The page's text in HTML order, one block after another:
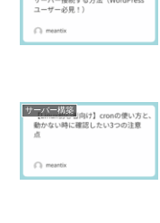
サーバー構築